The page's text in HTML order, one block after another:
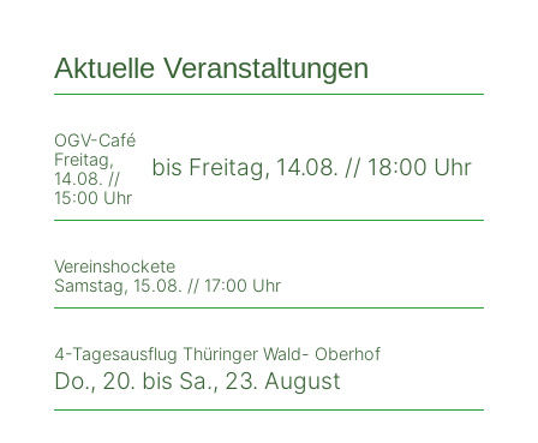
Aktuelle Veranstaltungen
OGV-Café
Freitag,
14.08. //
15:00 Uhr
bis Freitag, 14.08. // 18:00 Uhr
Vereinshockete
Samstag, 15.08. // 17:00 Uhr
4-Tagesausflug Thüringer Wald- Oberhof
Do., 20. bis Sa., 23. August